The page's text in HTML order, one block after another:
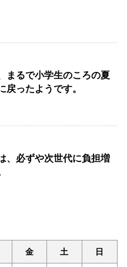
まるで小学生のころの夏
戻ったようです。
、必ずや次世代に負担増
金 土 日